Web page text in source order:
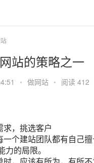
站的策略之一
• 做网站 • 阅读 412
，挑选客户
个建站团队都有自己擅
的局限。